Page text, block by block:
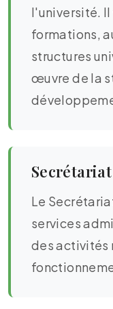
l'université.
formations,
structures
œuvre de la
Le
services
des activités